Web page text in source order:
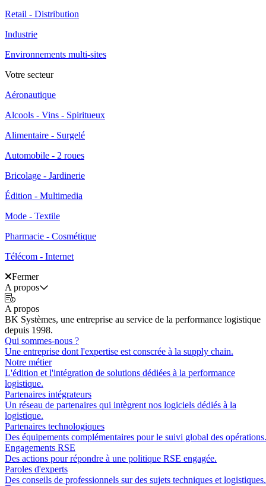
Retail - Distribution
Industrie
Environnements multi-sites
Votre secteur
Aéronautique
Alcools - Vins - Spiritueux
Alimentaire - Surgelé
Automobile - 2 roues
Bricolage - Jardinerie
Édition - Multimedia
Mode - Textile
Pharmacie - Cosmétique
Télécom - Internet
Fermer
A propos
A propos
BK Systèmes, une entreprise au service de la performance logistique
depuis 1998.
Qui sommes-nous ?
Une entreprise dont l'expertise est conscrée à la supply chain.
Notre métier
L'édition et l'intégration de solutions dédiées à la performance
logistique.
Partenaires intégrateurs
Un réseau de partenaires qui intègrent nos logiciels dédiés à la
logistique.
Partenaires technologiques
Des équipements complémentaires pour le suivi global des opérations.
Engagements RSE
Des actions pour répondre à une politique RSE engagée.
Paroles d'experts
Des conseils de professionnels sur des sujets techniques et logistiques.